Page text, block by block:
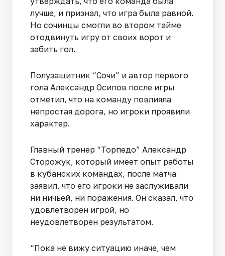
лучше, и признал, что игра была равной.
Но сочинцы смогли во втором тайме
отодвинуть игру от своих ворот и
забить гол.
Полузащитник “Сочи” и автор первого
гола Александр Осипов после игры
отметил, что на команду повлияла
непростая дорога, но игроки проявили
характер.
Главный тренер “Торпедо” Александр
Сторожук, который имеет опыт работы
в кубанских командах, после матча
заявил, что его игроки не заслуживали
ни ничьей, ни поражения. Он сказал, что
удовлетворен игрой, но
неудовлетворен результатом.
“Пока не вижу ситуацию иначе, чем